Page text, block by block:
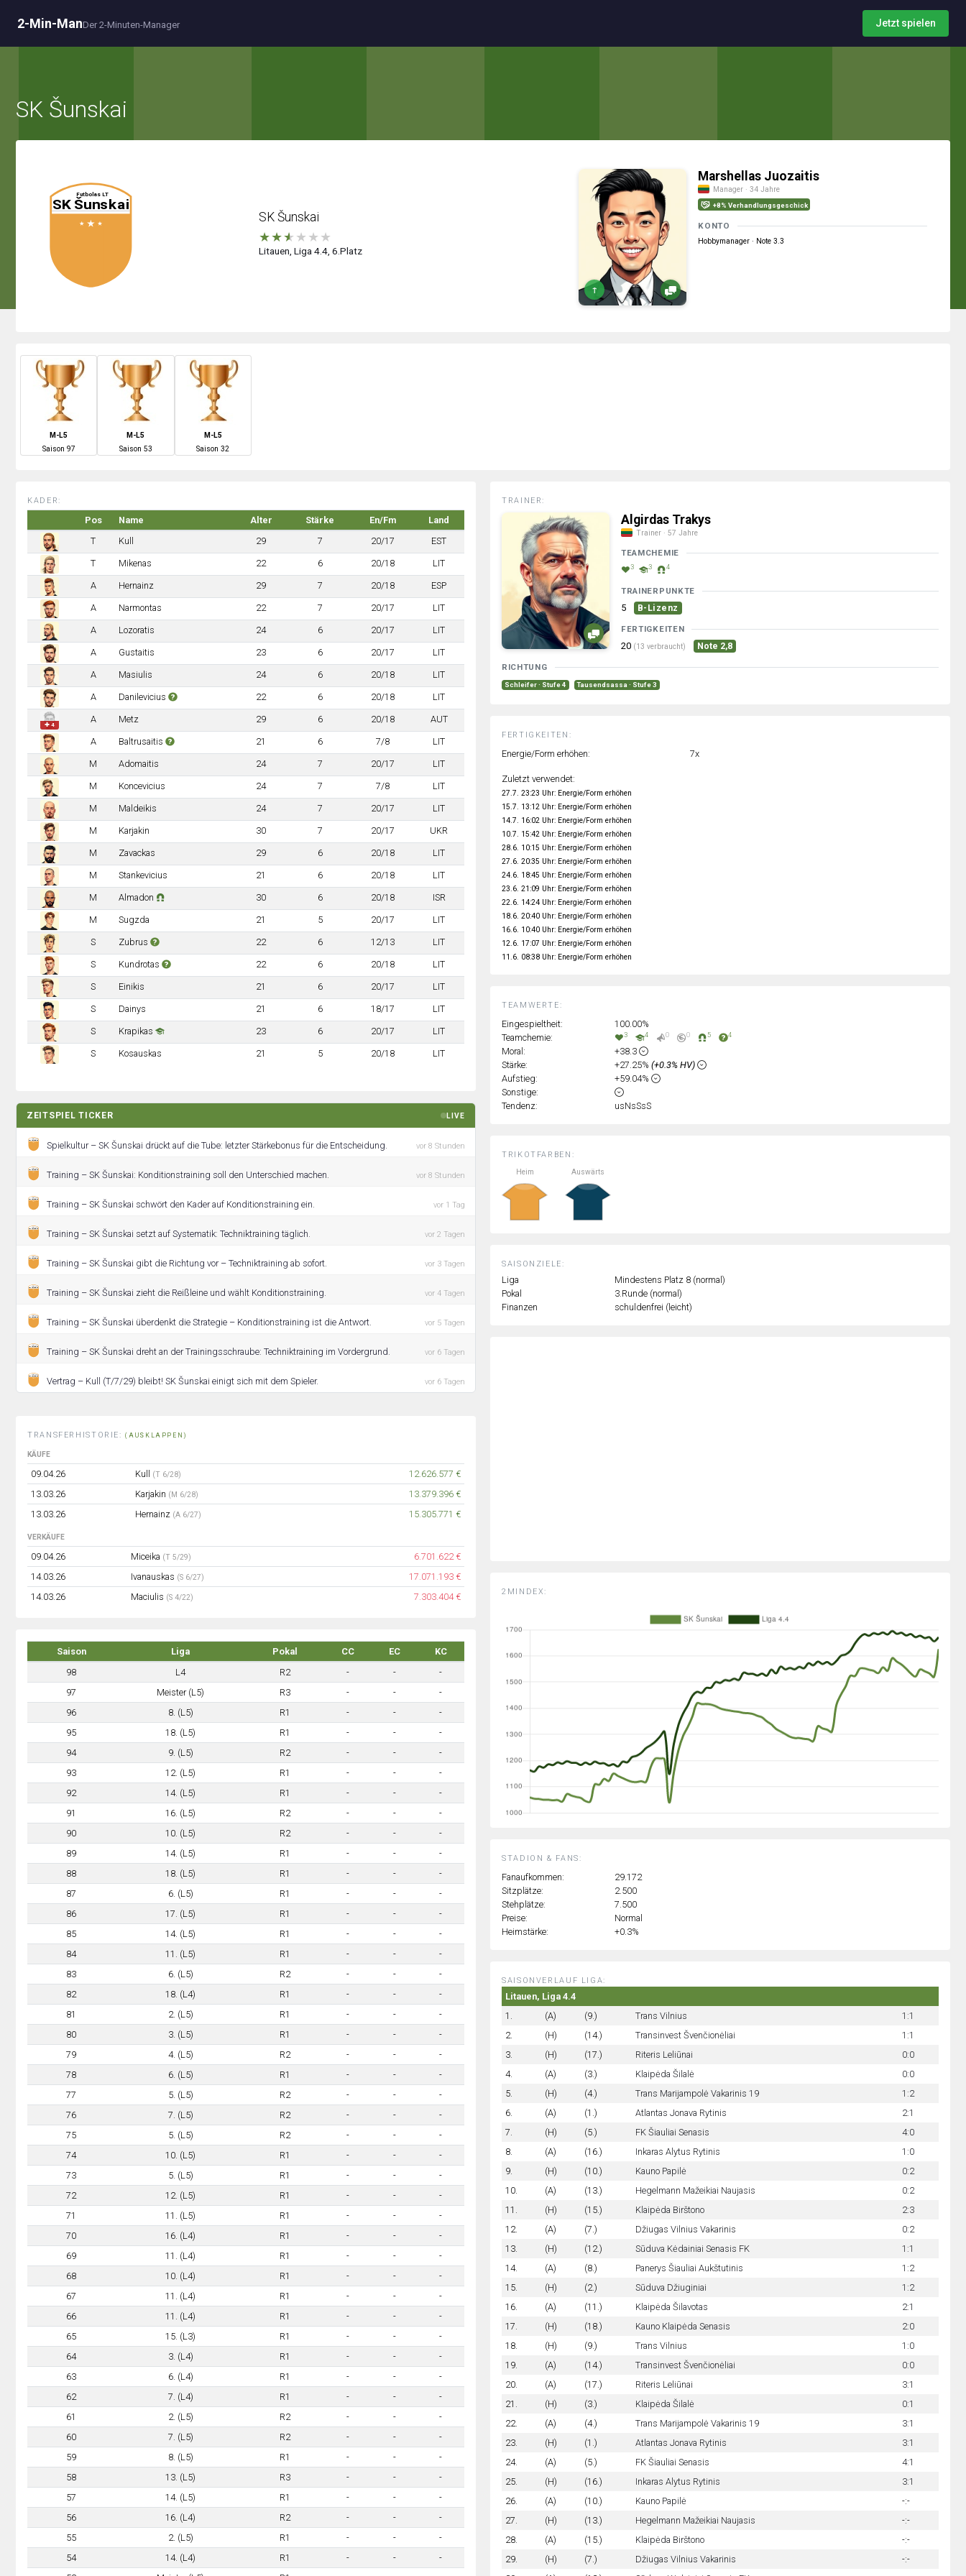
2-Min-ManDer 2-Minuten-Manager Jetzt spielen
SK Šunskai
SK Šunskai
★★★ ★ ★ ★
Litauen, Liga 4.4, 6.Platz
↑
Marshellas Juozaitis
Manager · 34 Jahre
+8% Verhandlungsgeschick
KONTO
Hobbymanager · Note 3.3
M-L5
Saison 97
M-L5
Saison 53
M-L5
Saison32
KADER:
Pos Name Alter Stärke En/Fm
Land
T
Kull 29 7 20/17 EST
T Mikenas 22 6 20/18 LIT
A Hernainz 29 7 20/18 ESP
A Narmontas 22 7 20/17 LIT
A Lozoratis 24 6 20/17 LIT
A Gustaitis 23 6 20/17 LIT
A Masiulis 24 6 20/18 LIT
A Danilevicius 22 6 20/18 LIT
✚ 4
A Metz 29 6 20/18 AUT
A Baltrusaitis 21 6 7/8 LIT
M Adomaitis 24 7 20/17 LIT
M Koncevicius 24 7 7/8 LIT
M Maldeikis 24 7 20/17 LIT
M Karjakin 30 7 20/17 UKR
M Zavackas 29 6 20/18 LIT
M Stankevicius 21 6 20/18 LIT
M Almadon 30 6 20/18 ISR
M Sugzda 21 5 20/17 LIT
S Zubrus 22 6 12/13 LIT
S Kundrotas 22 6 20/18 LIT
S Einikis 21 6 20/17 LIT
S Dainys 21 6 18/17 LIT
S Krapikas 23 6 20/17 LIT
S Kosauskas 21 5 20/18 LIT
ZEITSPIEL TICKER LIVE
Spielkultur – SK Šunskai drückt auf die Tube: letzter Stärkebonus für die Entscheidung. vor 8 Stunden
Training – SK Šunskai: Konditionstraining soll den Unterschied machen. vor 8 Stunden
Training – SK Šunskai schwört den Kader auf Konditionstraining ein. vor 1 Tag
Training – SK Šunskai setzt auf Systematik: Techniktraining täglich. vor 2 Tagen
Training – SK Šunskai gibt die Richtung vor – Techniktraining ab sofort. vor 3 Tagen
Training – SK Šunskai zieht die Reißleine und wählt Konditionstraining. vor 4 Tagen
Training – SK Šunskai überdenkt die Strategie – Konditionstraining ist die Antwort. vor 5 Tagen
Training – SK Šunskai dreht an der Trainingsschraube: Techniktraining im Vordergrund. vor 6 Tagen
Vertrag – Kull (T/7/29) bleibt! SK Šunskai einigt sich mit dem Spieler. vor 6 Tagen
TRANSFERHISTORIE:(AUSKLAPPEN)
KÄUFE
09.04.26 Kull (T 6/28)
12.626.577 €
13.03.26
Karjakin (M 6/28)
13.379.396 €
13.03.26
Hernainz (A 6/27) 15.305.771 €
VERKÄUFE
09.04.26 Miceika (T 5/29)
6.701.622 €
14.03.26
Ivanauskas (S 6/27)
17.071.193 €
14.03.26
Maciulis (S 4/22) 7.303.404 €
Saison Liga Pokal CC EC
KC
98
L4 R2 - -
-
97
Meister (L5) R3 - -
-
96
8. (L5) R1 - -
-
95
18. (L5) R1 - -
-
94
9. (L5) R2 - -
-
93
12. (L5) R1 - -
-
92
14. (L5) R1 - -
-
91
16. (L5) R2 - -
-
90
10. (L5) R2 - -
-
89
14. (L5) R1 - -
-
88
18. (L5) R1 - -
-
87
6. (L5) R1 - -
-
86
17. (L5) R1 - -
-
85
14. (L5) R1 - -
-
84
11. (L5) R1 - -
-
83
6. (L5) R2 - -
-
82
18. (L4) R1 - -
-
81
2. (L5) R1 - -
-
80
3. (L5) R1 - -
-
79
4. (L5) R2 - -
-
78
6. (L5) R1 - -
-
77
5. (L5) R2 - -
-
76
7. (L5) R2 - -
-
75
5. (L5) R2 - -
-
74
10. (L5) R1 - -
-
73
5. (L5) R1 - -
-
72
12. (L5) R1 - -
-
71
11. (L5) R1 - -
-
70
16. (L4) R1 - -
-
69
11. (L4) R1 - -
-
68
10. (L4) R1 - -
-
67
11. (L4) R1 - -
-
66
11. (L4) R1 - -
-
65
15. (L3) R1 - -
-
64
3. (L4) R1 - -
-
63
6. (L4) R1 - -
-
62
7. (L4) R1 - -
-
61
2. (L5) R2 - -
-
60
7. (L5) R2 - -
-
59
8. (L5) R1 - -
-
58
13. (L5) R3 - -
-
57
14. (L5) R1 - -
-
56
16. (L4) R2 - -
-
55
2. (L5) R1 - -
-
54
14. (L4) R1 - -
-
TRIKOTFARBEN:
Heim
Auswärts
SAISONZIELE:
Liga
Mindestens Platz 8 (normal)
Pokal
3.Runde (normal)
Finanzen
schuldenfrei (leicht)
2MINDEX:
TEAMWERTE:
Eingespieltheit:
100.00%
Teamchemie:
3 4 0 0 5 4
Moral:
+38.3
Stärke:
+27.25% (+0.3% HV)
Aufstieg:
+59.04%
Sonstige:
Tendenz:
usNsSsS
TRAINER:
Algirdas Trakys
Trainer · 57 Jahre
TEAMCHEMIE
3 3 4
TRAINERPUNKTE
5 B-Lizenz
FERTIGKEITEN
20 (13 verbraucht) Note 2,8
RICHTUNG
Schleifer · Stufe 4 Tausendsassa · Stufe 3
FERTIGKEITEN:
Energie/Form erhöhen: 7x
Zuletzt verwendet:
27.7. 23:23 Uhr: Energie/Form erhöhen
15.7. 13:12 Uhr: Energie/Form erhöhen
14.7. 16:02 Uhr: Energie/Form erhöhen
10.7. 15:42 Uhr: Energie/Form erhöhen
28.6. 10:15 Uhr: Energie/Form erhöhen
27.6. 20:35 Uhr: Energie/Form erhöhen
24.6. 18:45 Uhr: Energie/Form erhöhen
23.6. 21:09 Uhr: Energie/Form erhöhen
22.6. 14:24 Uhr: Energie/Form erhöhen
18.6. 20:40 Uhr: Energie/Form erhöhen
16.6. 10:40 Uhr: Energie/Form erhöhen
12.6. 17:07 Uhr: Energie/Form erhöhen
11.6. 08:38 Uhr: Energie/Form erhöhen
STADION & FANS:
Fanaufkommen:
29.172
Sitzplätze:
2.500
Stehplätze:
7.500
Preise:
Normal
Heimstärke:
+0.3%
SAISONVERLAUF LIGA:
Litauen, Liga 4.4
1.
(A) (9.) Trans Vilnius
1:1
2.
(H) (14.) Transinvest Švenčionėliai
1:1
3.
(H) (17.) Riteris Leliūnai
0:0
4.
(A) (3.) Klaipėda Šilalė
0:0
5.
(H) (4.) Trans Marijampolė Vakarinis 19
1:2
6.
(A) (1.) Atlantas Jonava Rytinis
2:1
7.
(H) (5.) FK Šiauliai Senasis
4:0
8.
(A) (16.) Inkaras Alytus Rytinis
1:0
9.
(H) (10.) Kauno Papilė
0:2
10.
(A) (13.) Hegelmann Mažeikiai Naujasis
0:2
11.
(H) (15.) Klaipėda Birštono
2:3
12.
(A) (7.) Džiugas Vilnius Vakarinis
0:2
13.
(H) (12.) Sūduva Kėdainiai Senasis FK
1:1
14.
(A) (8.) Panerys Šiauliai Aukštutinis
1:2
15.
(H) (2.) Sūduva Džiuginiai
1:2
16.
(A) (11.) Klaipėda Šilavotas
2:1
17.
(H) (18.) Kauno Klaipėda Senasis
2:0
18.
(H) (9.) Trans Vilnius
1:0
19.
(A) (14.) Transinvest Švenčionėliai
0:0
20.
(A) (17.) Riteris Leliūnai
3:1
21.
(H) (3.) Klaipėda Šilalė
0:1
22.
(A) (4.) Trans Marijampolė Vakarinis 19
3:1
23.
(H) (1.) Atlantas Jonava Rytinis
3:1
24.
(A) (5.) FK Šiauliai Senasis
4:1
25.
(H) (16.) Inkaras Alytus Rytinis
3:1
26.
(A) (10.) Kauno Papilė
-:-
27.
(H) (13.) Hegelmann Mažeikiai Naujasis
-:-
28.
(A) (15.) Klaipėda Birštono
-:-
29.
(H) (7.) Džiugas Vilnius Vakarinis
-:-